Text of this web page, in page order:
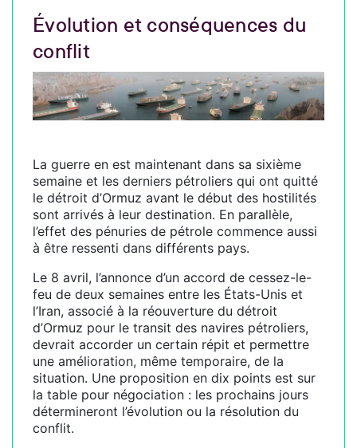
Évolution et conséquences du
conflit
La guerre en est maintenant dans sa sixième
semaine et les derniers pétroliers qui ont quitté
le détroit d’Ormuz avant le début des hostilités
sont arrivés à leur destination. En parallèle,
l’effet des pénuries de pétrole commence aussi
à être ressenti dans différents pays.
Le 8 avril, l’annonce d’un accord de cessez-le-
feu de deux semaines entre les États-Unis et
l’Iran, associé à la réouverture du détroit
d’Ormuz pour le transit des navires pétroliers,
devrait accorder un certain répit et permettre
une amélioration, même temporaire, de la
situation. Une proposition en dix points est sur
la table pour négociation : les prochains jours
détermineront l’évolution ou la résolution du
conflit.